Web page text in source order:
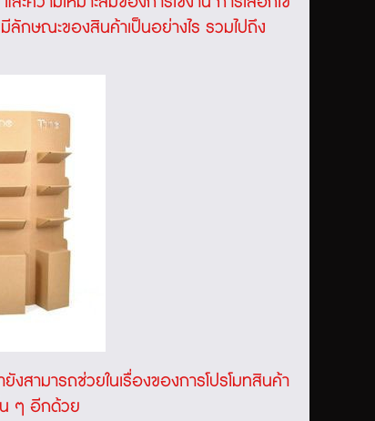
มีลักษณะของสินค้าเป็นอย่างไร รวมไปถึง
ยังสามารถช่วยในเรื่องของการโปรโมทสินค้า
น ๆ อีกด้วย